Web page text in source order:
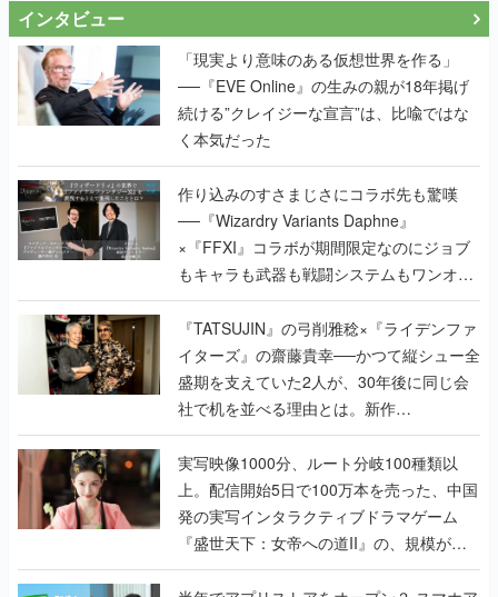
インタビュー
「現実より意味のある仮想世界を作る」
──『EVE Online』の生みの親が18年掲げ
続ける”クレイジーな宣言”は、比喩ではな
く本気だった
作り込みのすさまじさにコラボ先も驚嘆
──『Wizardry Variants Daphne』
×『FFXI』コラボが期間限定なのにジョブ
もキャラも武器も戦闘システムもワンオフ
で作り込まれた理由を両ディレクターに聞
く
『TATSUJIN』の弓削雅稔×『ライデンファ
イターズ』の齋藤貴幸──かつて縦シュー全
盛期を支えていた2人が、30年後に同じ会
社で机を並べる理由とは。新作
『TATSUJIN EXTREME』で初タッグを組
んだレジェンド2人に訊く開発秘話
実写映像1000分、ルート分岐100種類以
上。配信開始5日で100万本を売った、中国
発の実写インタラクティブドラマゲーム
『盛世天下：女帝への道II』の、規模が違
うこだわりをプロデューサーに聞いた